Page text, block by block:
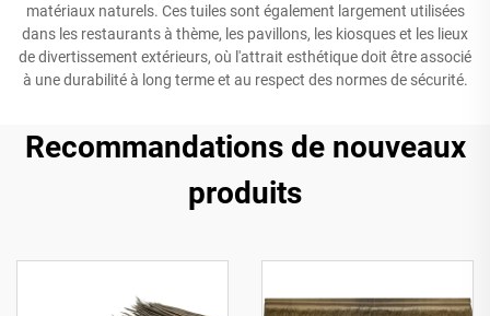
matériaux naturels. Ces tuiles sont également largement utilisées
dans les restaurants à thème, les pavillons, les kiosques et les lieux
de divertissement extérieurs, où l'attrait esthétique doit être associé
à une durabilité à long terme et au respect des normes de sécurité.
Recommandations de nouveaux
produits